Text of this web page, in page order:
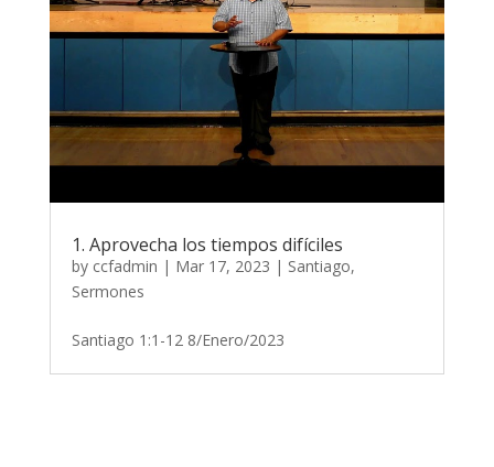
1. Aprovecha los tiempos difíciles
by ccfadmin | Mar 17, 2023 | Santiago,
Sermones
Santiago 1:1-12 8/Enero/2023